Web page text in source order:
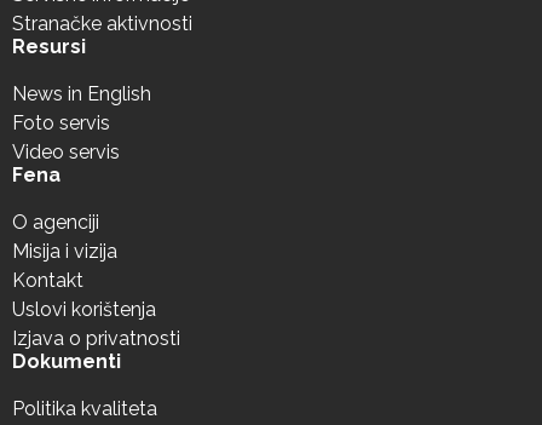
Stranačke aktivnosti
Resursi
News in English
Foto servis
Video servis
Fena
O agenciji
Misija i vizija
Kontakt
Uslovi korištenja
Izjava o privatnosti
Dokumenti
Politika kvaliteta